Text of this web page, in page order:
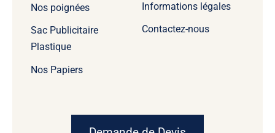
Nos poignées
Sac Publicitaire
Plastique
Nos Papiers
Informations légales
Contactez-nous